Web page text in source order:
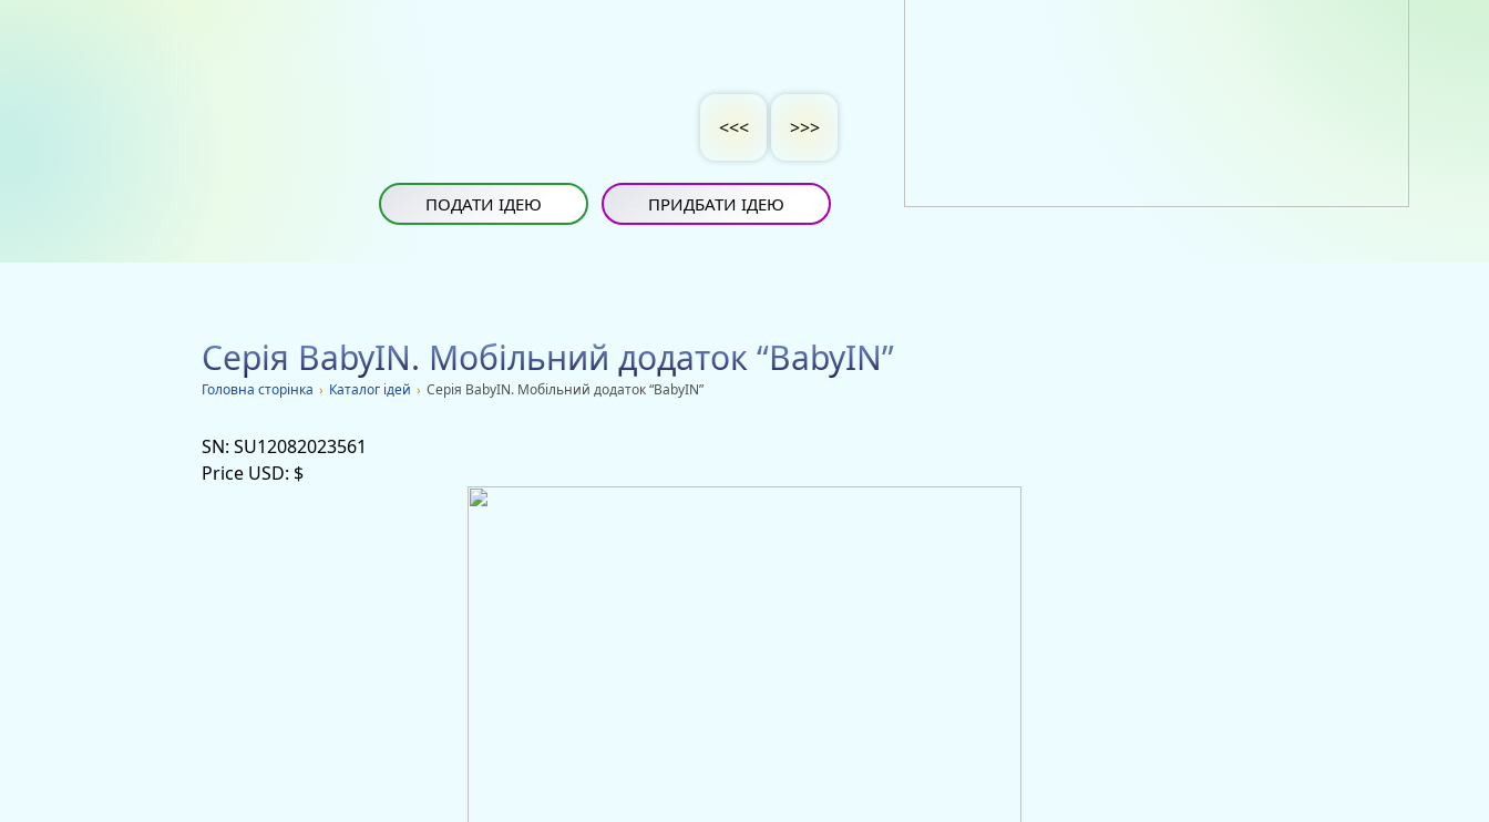
<<< >>>
ПРИДБАТИ ІДЕЮ
ПОДАТИ ІДЕЮ
Серія BabyIN. Мобільний додаток “BabyIN”
Головна сторiнка › Каталог ідей › Серія BabyIN. Мобільний додаток “BabyIN”
SN: SU12082023561
Price USD: $